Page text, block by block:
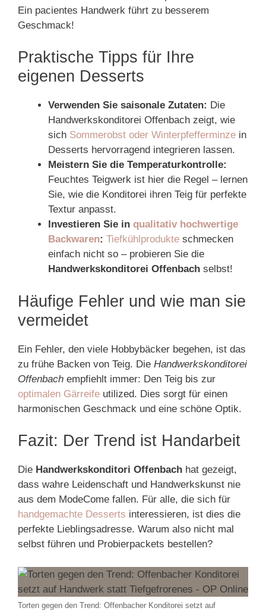
Ein pacientes Handwerk führt zu besserem
Geschmack!
Praktische Tipps für Ihre
eigenen Desserts
Verwenden Sie saisonale Zutaten: Die
Handwerkskonditorei Offenbach zeigt, wie
sich Sommerobst oder Winterpfefferminze in
Desserts hervorragend integrieren lassen.
Meistern Sie die Temperaturkontrolle:
Feuchtes Teigwerk ist hier die Regel – lernen
Sie, wie die Konditorei ihren Teig für perfekte
Textur anpasst.
Investieren Sie in qualitativ hochwertige
Backwaren: Tiefkühlprodukte schmecken
einfach nicht so – probieren Sie die
Handwerkskonditorei Offenbach selbst!
Häufige Fehler und wie man sie
vermeidet
Ein Fehler, den viele Hobbybäcker begehen, ist das
zu frühe Backen von Teig. Die Handwerkskonditorei
Offenbach empfiehlt immer: Den Teig bis zur
optimalen Gärreife utilized. Dies sorgt für einen
harmonischen Geschmack und eine schöne Optik.
Fazit: Der Trend ist Handarbeit
Die Handwerkskonditori Offenbach hat gezeigt,
dass wahre Leidenschaft und Handwerkskunst nie
aus dem ModeCome fallen. Für alle, die sich für
handgemachte Desserts interessieren, ist dies die
perfekte Lieblingsadresse. Warum also nicht mal
selbst führen und Probierpackets bestellen?
Torten gegen den Trend: Offenbacher Konditorei setzt auf